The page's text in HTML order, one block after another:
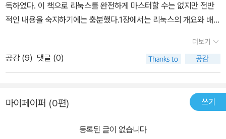
독하였다. 이 책으로 리눅스를 완전하게 마스터할 수는 없지만 전반
적인 내용을 숙지하기에는 충분했다.1장에서는 리눅스의 개요와 배
하는 과정을 설명한다. 2~6장에서는 리눅스를 사용하기 위한 기본
명령어를 배우고 배시 셀의 사용법과 파일, 프로세스에 대해 설명한
다. 7~10장에서는 시스템을 관리하는데 필요한 명령어를 배우고 패
워크와 관련된 명령어를 배우고 Telnet, SSH, VNC, FTP, Web 서
15장에서는 리눅스 보안의 기본적인 내용을 배우고 16장에서는 배운
더보기
공감 (9) 댓글 (0)
마이페이퍼 (0편) 쓰기
등록된 글이 없습니다